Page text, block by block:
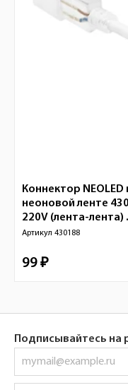
Коннектор NEOLED
неоновой ленте
220V (лента-лента)
Артикул 430188
99 ₽
Подписывайтесь на